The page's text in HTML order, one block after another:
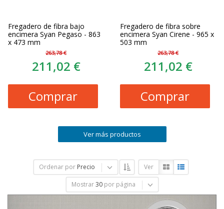
Fregadero de fibra bajo
encimera Syan Pegaso - 863
x 473 mm
263,78 €
211,02 €
Comprar
Fregadero de fibra sobre
encimera Syan Cirene - 965 x
503 mm
263,78 €
211,02 €
Comprar
Ver más productos
Ordenar por Precio Ver
Mostrar 30 por página